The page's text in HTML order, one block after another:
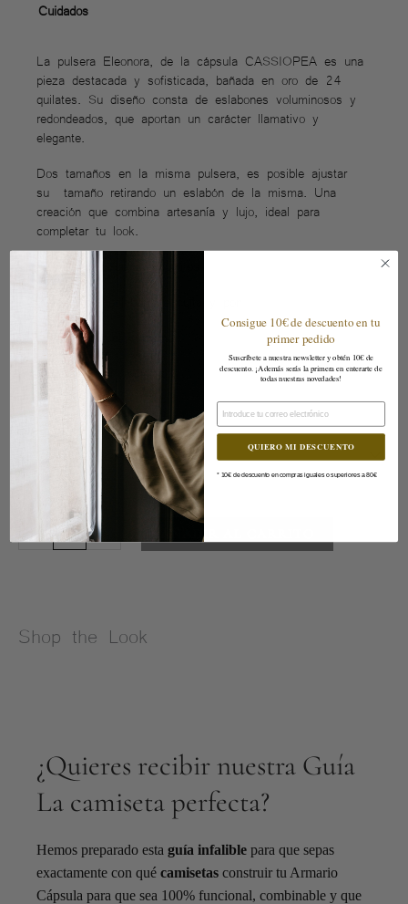
Cuidados
La pulsera Eleonora, de la cápsula CASSIOPEA es una
pieza destacada y sofisticada, bañada en oro de 24
quilates. Su diseño consta de eslabones voluminosos y
redondeados, que aportan un carácter llamativo y
elegante.
Dos tamaños en la misma pulsera, es posible ajustar
su tamaño retirando un eslabón de la misma. Una
creación que combina artesanía y lujo, ideal para
completar tu look.
Baño en oro de 24 quilates
2 tamaños, eslabón de quita y pon
Libre de níquel y plomo
Base de latón reciclado
-
THEODOREPulsera
+ AÑADIR AL CARRITO
Shop the Look
¿Quieres recibir nuestra Guía
La camiseta perfecta?​
Hemos preparado esta guía infalible para que sepas
exactamente con qué camisetas construir tu Armario
Cápsula para que sea 100% funcional, combinable y que
Consigue 10€ de descuento en tu
primer pedido
Suscríbete a nuestra newsletter y obtén 10€ de
descuento. ¡Además serás la primera en enterarte de
todas nuestras novedades!
Email
QUIERO MI DESCUENTO
* 10€ de descuento en compras iguales o superiores a 80€